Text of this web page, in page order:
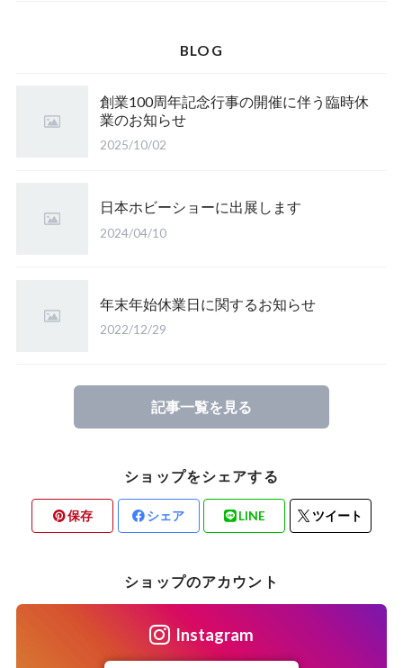
BLOG
創業100周年記念行事の開催に伴う臨時休
業のお知らせ
2025/10/02
日本ホビーショーに出展します
2024/04/10
年末年始休業日に関するお知らせ
2022/12/29
記事一覧を見る
ショップをシェアする
保存 シェア LINE ツイート
ショップのアカウント
Instagram